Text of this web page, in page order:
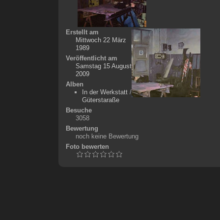
Erstellt am
Mittwoch 22 März
1989
Veröffentlicht am
Samstag 15 August
2009
Alben
In der Werkstatt/
Güterstaraße
Besuche
3058
Bewertung
noch keine Bewertung
Foto bewerten